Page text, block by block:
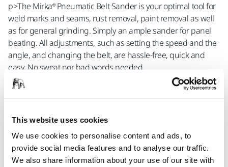
This website uses cookies
We use cookies to personalise content and ads, to
provide social media features and to analyse our traffic.
We also share information about your use of our site with
p>The Mirka® Pneumatic Belt Sander is your optimal tool for
weld marks and seams, rust removal, paint removal as well
as for general grinding. Simply an ample sander for panel
beating. All adjustments, such as setting the speed and the
angle, and changing the belt, are hassle-free, quick and
easy. No sweat nor bad words needed.
simple and fast. Setting the angle of the arm is effortlessly
done as the hex key needed to arm adjustments is cleverly
integrated into the handle, thus always at hand.